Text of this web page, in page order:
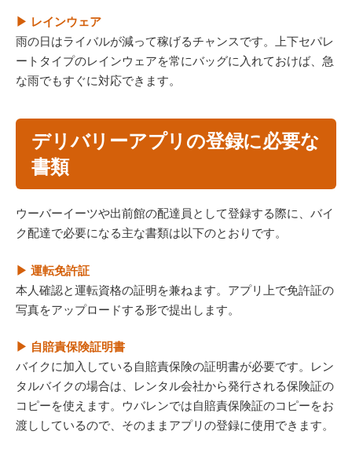
▶ レインウェア
雨の日はライバルが減って稼げるチャンスです。上下セパレ
ートタイプのレインウェアを常にバッグに入れておけば、急
な雨でもすぐに対応できます。
デリバリーアプリの登録に必要な
書類
ウーバーイーツや出前館の配達員として登録する際に、バイ
ク配達で必要になる主な書類は以下のとおりです。
▶ 運転免許証
本人確認と運転資格の証明を兼ねます。アプリ上で免許証の
写真をアップロードする形で提出します。
▶ 自賠責保険証明書
バイクに加入している自賠責保険の証明書が必要です。レン
タルバイクの場合は、レンタル会社から発行される保険証の
コピーを使えます。ウバレンでは自賠責保険証のコピーをお
渡ししているので、そのままアプリの登録に使用できます。